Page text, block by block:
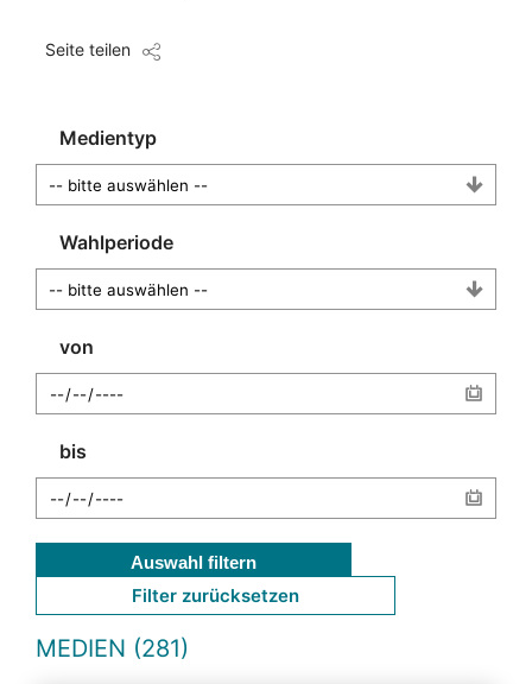
Seite teilen
Medientyp
Wahlperiode
von
bis
Auswahl filtern
Filter zurücksetzen
MEDIEN (281)